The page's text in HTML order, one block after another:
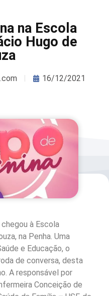
na Escola
Hugo de
16/12/2021
à Escola
na Penha. Uma
e Educação, o
de conversa, desta
A responsável por
Conceição de